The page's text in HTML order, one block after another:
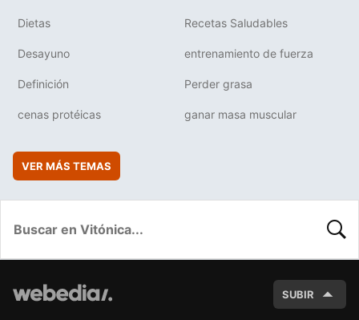
Dietas Recetas Saludables
Desayuno entrenamiento de fuerza
Definición Perder grasa
cenas protéicas ganar masa muscular
VER MÁS TEMAS
SUBIR